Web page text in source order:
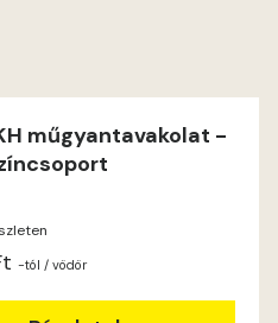
Lime A
Magnolia C
műgyantavakolat -
-tól / vödör